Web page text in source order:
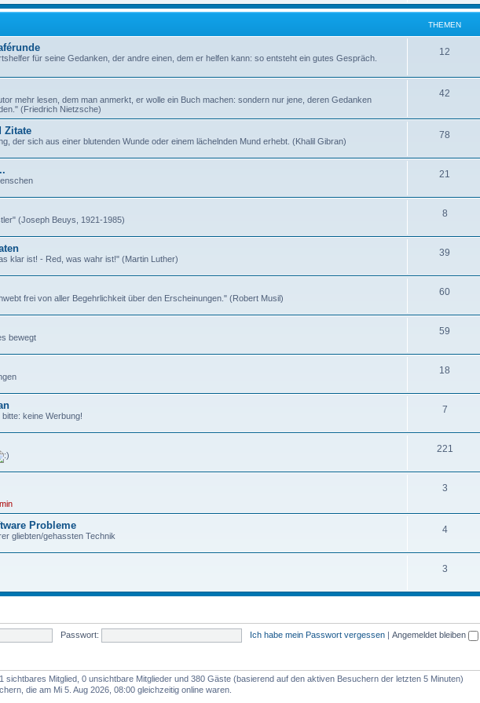
e
e
THEMEN
für seine Gedanken, der andre einen, dem er helfen kann: so entsteht ein gutes Gespräch.
12
mehr lesen, dem man anmerkt, er wolle ein Buch machen: sondern nur jene, deren Gedanken
(Friedrich Nietzsche)
42
n
Zitate
der sich aus einer blutenden Wunde oder einem lächelnden Mund erhebt. (Khalil Gibran)
78
m
n
21
m
n
(Joseph Beuys, 1921-1985)
8T
e
m
e
n
klar ist! - Red, was wahr ist!" (Martin Luther)
39
e
m
n
frei von aller Begehrlichkeit über den Erscheinungen." (Robert Musil)
60T
m
n
bewegt
59
m
n
18
m
e
n
keine Werbung!
7T
e
m
e
n
221
n
3T
e
e
n
Probleme
gliebten/gehassten Technik
4T
e
m
n
3T
m
n
Passwort: Ich habe mein Passwort vergessen | Angemeldet bleiben
sichtbares Mitglied, 0 unsichtbare Mitglieder und 380 Gäste (basierend auf den aktiven Besuchern der letzten 5 Minuten)
die am Mi 5. Aug 2026, 08:00 gleichzeitig online waren.